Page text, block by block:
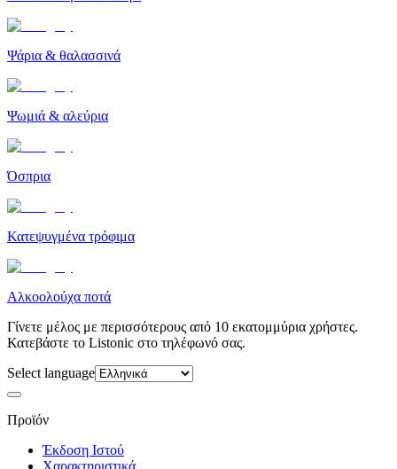
Ψάρια & θαλασσινά
Ψωμιά & αλεύρια
Όσπρια
Κατεψυγμένα τρόφιμα
Αλκοολούχα ποτά
Γίνετε μέλος με περισσότερους από 10 εκατομμύρια χρήστες.
Κατεβάστε το Listonic στο τηλέφωνό σας.
Select language
Προϊόν
Έκδοση Ιστού
Χαρακτηριστικά